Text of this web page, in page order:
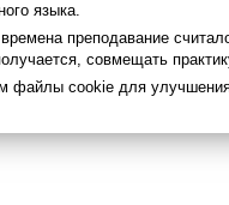
языка.
преподавание
совмещать
файлы cookie для